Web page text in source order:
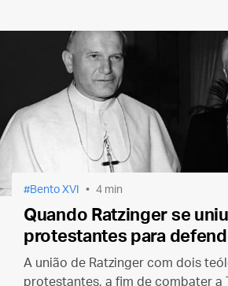
Bento XVI 4 min
Quando Ratzinger se
protestantes para
A união de Ratzinger com dois
protestantes, a fim de combater a